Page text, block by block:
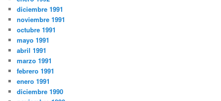
diciembre 1991
noviembre 1991
octubre 1991
mayo 1991
abril 1991
marzo 1991
febrero 1991
enero 1991
diciembre 1990